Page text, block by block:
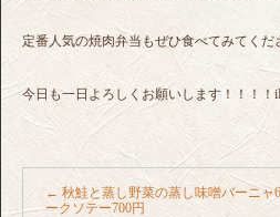
定番人気の焼肉弁当もぜひ食べてみてくだ
今日も一日よろしくお願いします！！！！
← 秋鮭と蒸し野菜の蒸し味噌バーニャ
ークソテー700円